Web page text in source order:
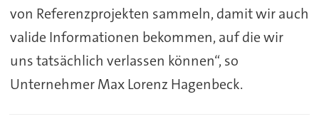
von Referenzprojekten sammeln, damit wir auch
valide Informationen bekommen, auf die wir
uns tatsächlich verlassen können“, so
Unternehmer Max Lorenz Hagenbeck.